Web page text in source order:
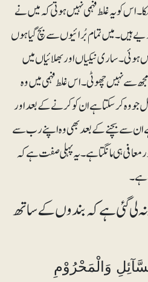
کو یہ غلط فہمی نہیں ہوتی کہ میں نے
میں تمام بُرائیوں سے بچ گیا ہوں
ہوئی۔ ساری نیکیاں اور بھلائیاں میں
سے نہیں چھوٹی۔ اس غلط فہمی میں وہ
جو وہ کرسکتا ہے ان کو کرنے کے بعد اور
ان سے بچنے کے بعد بھی وہ اپنے رب سے
ہی مانگتا ہے۔ یہ پہلی صفت ہے کہ
ہے۔
لی گئی ہے کہ بندوں کے ساتھ
وَالْمَحْرُوْمِ